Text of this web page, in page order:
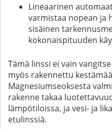
Lineaarinen
varmistaa nopean ja
sisäinen
kokonaispituuden
Tämä linssi ei vain
myös rakennettu
Magnesiumseoksesta
rakenne takaa
lämpötiloissa, ja vesi- ja
etulinssiä.